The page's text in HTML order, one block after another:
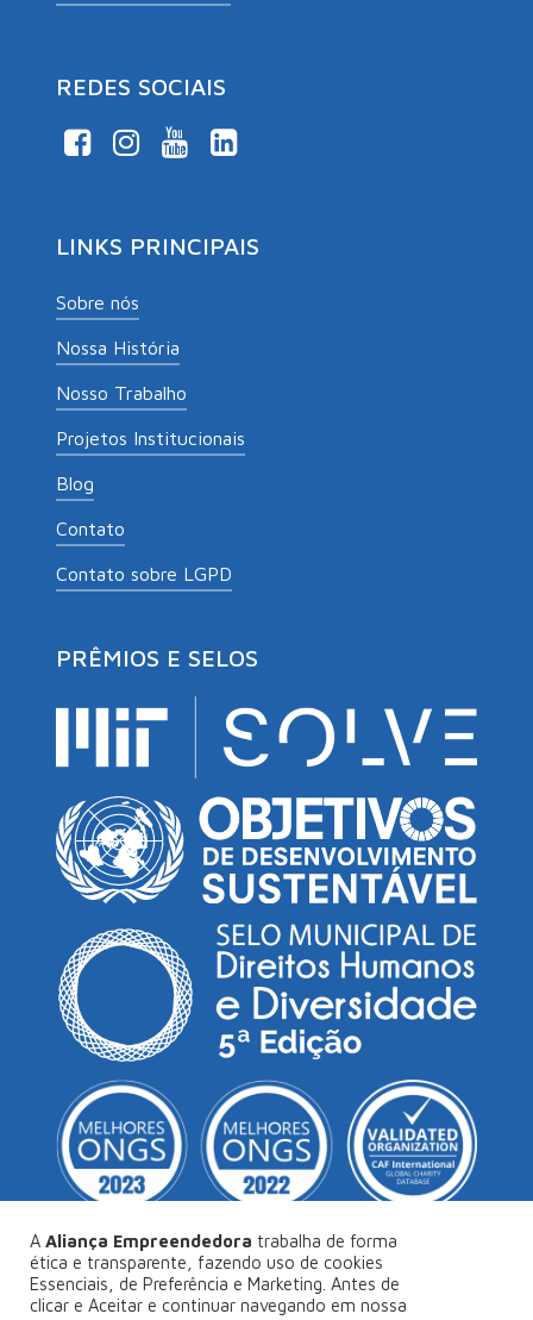
REDES SOCIAIS
LINKS PRINCIPAIS
Sobre nós
Nossa História
Nosso Trabalho
Projetos Institucionais
Blog
Contato
Contato sobre LGPD
PRÊMIOS E SELOS
© Copyright 2026Aliança Empreendedora
A Aliança Empreendedora trabalha de forma
ética e transparente, fazendo uso de cookies
Essenciais, de Preferência e Marketing. Antes de
clicar e Aceitar e continuar navegando em nossa